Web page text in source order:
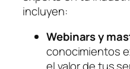
incluyen:
Webinars y
conocimientos